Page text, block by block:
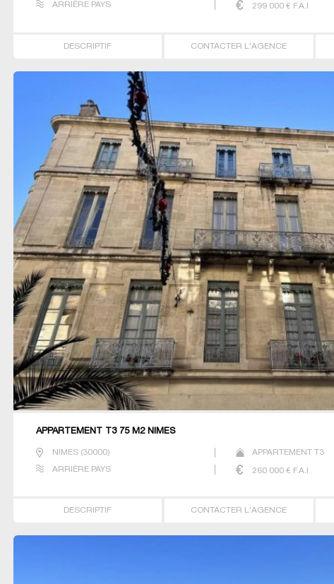
ARRIÈRE PAYS 299 000€ F.A.I
DESCRIPTIF CONTACTER L'AGENCE
APPARTEMENT T3 75 M2 NIMES
NIMES(30000) APPARTEMENT T3
ARRIÈRE PAYS 260 000€ F.A.I
DESCRIPTIF CONTACTER L'AGENCE